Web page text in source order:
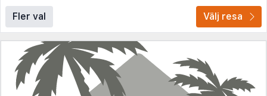
Fler val Välj resa